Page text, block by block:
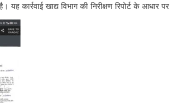
यह कार्रवाई खाद्य विभाग की निरीक्षण रिपोर्ट के